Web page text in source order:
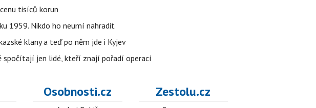
tisíců korun
1959. Nikdo ho neumí nahradit
klany a teď po něm jde i Kyjev
spočítají jen lidé, kteří znají pořadí operací
Osobnosti.cz Zestolu.cz